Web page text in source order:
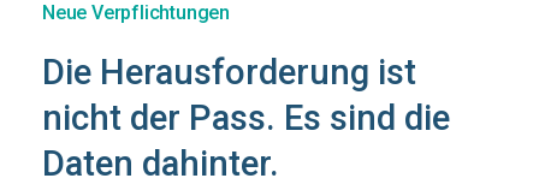
Neue Verpflichtungen
Die Herausforderung ist
nicht der Pass. Es sind die
Daten dahinter.